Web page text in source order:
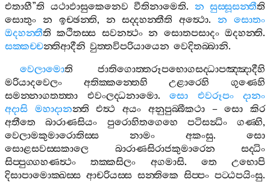
එතාහී”ති යථාඵාසුකෙනෙව වීතිනාමෙති. න සුස‍්සූසන‍්තීති
සොතුං න ඉච‍්ඡන‍්ති, න සද‍්දහන‍්තීති අත්‍ථො.න
සොතං
ඔදහන‍්තීති කථිතස‍්ස සවනත්‍ථං න සොතපසාදං ඔදහන‍්ති.
සක‍්කච‍්චන‍්තිආදීනි වුත‍්තවිපරියායෙන වෙදිතබ‍්බානි.
වෙලාමොති
ජාතිගොත‍්තරූපභොගසද‍්ධාපඤ‍්ඤාදීහි
මරියාදවෙලං
අතික‍්කන‍්තෙහි උළාරෙහි
ගුණෙහි
සමන‍්නාගතත‍්තා
එවංලද‍්ධනාමො. සො එවරූපං
දානං
අදාසි
මහාදානන‍්ති එත්‍ථ අයං අනුපුබ‍්බීකථා–සො
කිර
අතීතෙ
බාරාණසියං පුරොහිතගෙහෙ පටිසන්‍ධිං ගණ‍්හි,
වෙලාමකුමාරොතිස‍්ස
නාමං අකංසු. සො
සොළසවස‍්සකාලෙ
බාරාණසිරාජකුමාරෙන
සද‍්ධිං
සිප‍්පුග‍්ගහණත්‍ථං
තක‍්කසිලං අගමාසි. තෙ
උභොපි
දිසාපාමොක‍්ඛස‍්ස ආචරියස‍්ස සන‍්තිකෙ සිප‍්පං පට‍්ඨපයිංසු.